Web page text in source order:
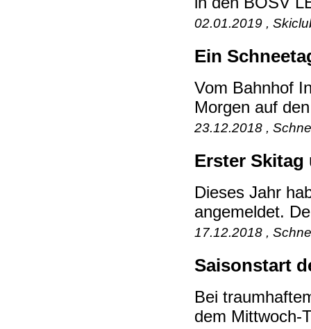
02.01.2019 ,
Ein
Vom Bahnhof
Morgen auf
23.12.2018 ,
Erster
Dieses Jahr
angemeldet.
17.12.2018 ,
Saisonstart
Bei
dem Mittwoch-